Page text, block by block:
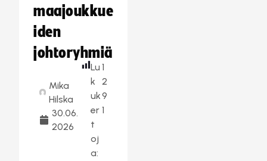
maajoukkue
iden
johtoryhmiä
Mika
Hilska
30.06.
2026
Lu
k
uk
er
t
oj
a:
1
2
9
1